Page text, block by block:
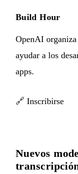
Build Hour
OpenAI
ayudar a los
apps.
🔗 Inscribirse
Nuevos